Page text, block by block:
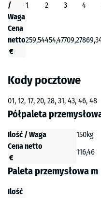
/
Waga
1 2 3 4
Cena
netto
€
259,54454,47709,27
Kody pocztowe
01, 12, 17, 20, 28, 31, 43, 46, 48
Półpaleta
Ilość / Waga 150kg
Cena netto
€
116,46
Paleta przemysłowa m
Ilość